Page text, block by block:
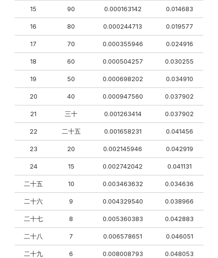
15 90 0.000163142 0.014683
16 80 0.000244713 0.019577
17 70 0.000355946 0.024916
18 60 0.000504257 0.030255
19 50 0.000698202 0.034910
20 40 0.000947560 0.037902
21 三十 0.001263414 0.037902
22 二十五 0.001658231 0.041456
23 20 0.002145946 0.042919
24 15 0.002742042 0.041131
二十五 10 0.003463632 0.034636
二十六 9 0.004329540 0.038966
二十七 8 0.005360383 0.042883
二十八 7 0.006578651 0.046051
二十九 6 0.008008793 0.048053